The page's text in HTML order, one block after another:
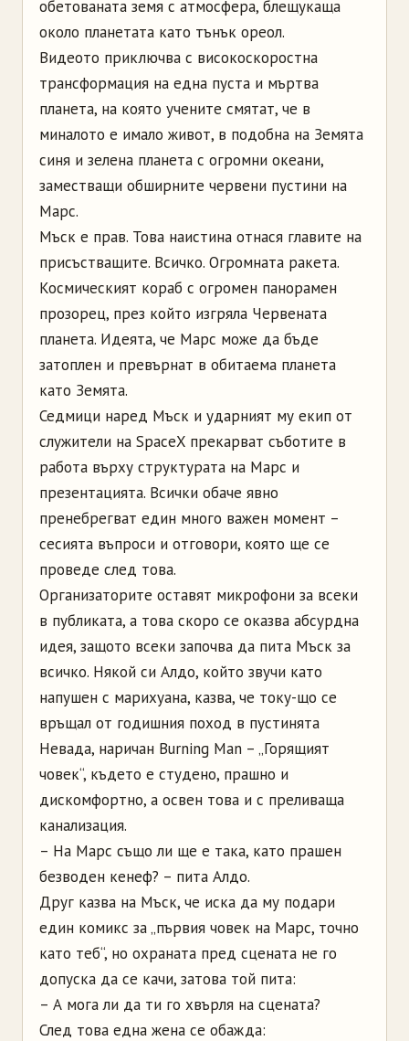
обетованата земя с атмосфера, блещукаща
около планетата като тънък ореол.
Видеото приключва с високоскоростна
трансформация на една пуста и мъртва
планета, на която учените смятат, че в
миналото е имало живот, в подобна на Земята
синя и зелена планета с огромни океани,
заместващи обширните червени пустини на
Марс.
Мъск е прав. Това наистина отнася главите на
присъстващите. Всичко. Огромната ракета.
Космическият кораб с огромен панорамен
прозорец, през който изгряла Червената
планета. Идеята, че Марс може да бъде
затоплен и превърнат в обитаема планета
като Земята.
Седмици наред Мъск и ударният му екип от
служители на SpaceX прекарват съботите в
работа върху структурата на Марс и
презентацията. Всички обаче явно
пренебрегват един много важен момент –
сесията въпроси и отговори, която ще се
проведе след това.
Организаторите оставят микрофони за всеки
в публиката, а това скоро се оказва абсурдна
идея, защото всеки започва да пита Мъск за
всичко. Някой си Алдо, който звучи като
напушен с марихуана, казва, че току-що се
връщал от годишния поход в пустинята
Невада, наричан Burning Man – „Горящият
човек“, където е студено, прашно и
дискомфортно, а освен това и с преливаща
канализация.
– На Марс също ли ще е така, като прашен
безводен кенеф? – пита Алдо.
Друг казва на Мъск, че иска да му подари
един комикс за „първия човек на Марс, точно
като теб“, но охраната пред сцената не го
допуска да се качи, затова той пита:
– А мога ли да ти го хвърля на сцената?
След това една жена се обажда: